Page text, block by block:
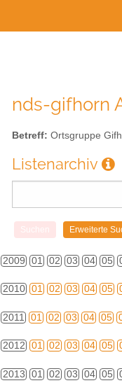
nds-gifhorn
Betreff: Ortsgruppe
Listenarchiv
2009 01 02 03 04 05
2010 01 02 03 04 05
2011 01 02 03 04 05
2012 01 02 03 04 05
2013 01 02 03 04 05